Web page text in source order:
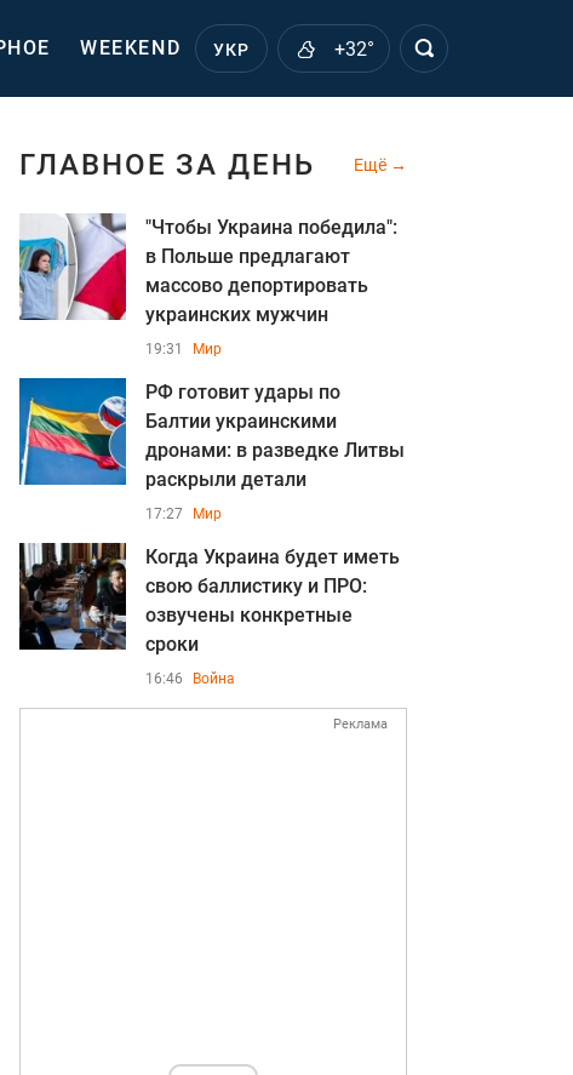
WEEKEND УКР +32°
ГЛАВНОЕ ЗА ДЕНЬ Ещё
"Чтобы Украина победила":
в Польше предлагают
массово депортировать
украинских мужчин
19:31 Мир
РФ готовит удары по
Балтии украинскими
дронами: в разведке Литвы
раскрыли детали
17:27 Мир
Когда Украина будет иметь
свою баллистику и ПРО:
озвучены конкретные
сроки
16:46 Война
Реклама